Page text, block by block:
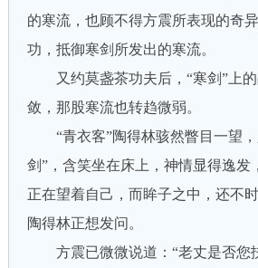
的寒流，也顾不得方震所表现的奇
功，抵御寒剑所发出的寒流。
又约莫盏茶功夫后，“寒剑”上的
敛，那股寒流也转趋微弱。
“青衣客”陶得林骇然瞥目一望，
剑”，含笑坐在床上，神情显得逸发
正在望着自己，而眸子之中，还不
陶得林正想发问。
方震已微微说道：“老丈是否您